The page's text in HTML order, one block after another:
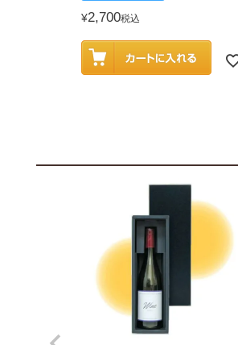
¥2,700税込